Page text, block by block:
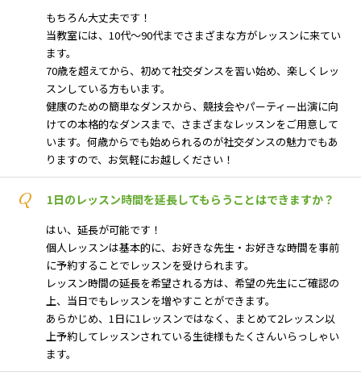
もちろん大丈夫です！
当教室には、10代～90代までさまざまな方がレッスンに来てい
ます。
70歳を超えてから、初めて社交ダンスを習い始め、楽しくレッ
スンしている方もいます。
健康のための簡単なダンスから、競技会やパーティー出演に向
けての本格的なダンスまで、さまざまなレッスンをご用意して
います。何歳からでも始められるのが社交ダンスの魅力でもあ
りますので、お気軽にお越しください！
Q 1日のレッスン時間を延長してもらうことはできますか？
はい、延長が可能です！
個人レッスンは基本的に、お好きな先生・お好きな時間を事前
に予約することでレッスンを受けられます。
レッスン時間の延長を希望される方は、希望の先生にご確認の
上、当日でもレッスンを増やすことができます。
あらかじめ、1日に1レッスンではなく、まとめて2レッスン以
上予約してレッスンされている生徒様もたくさんいらっしゃい
ます。